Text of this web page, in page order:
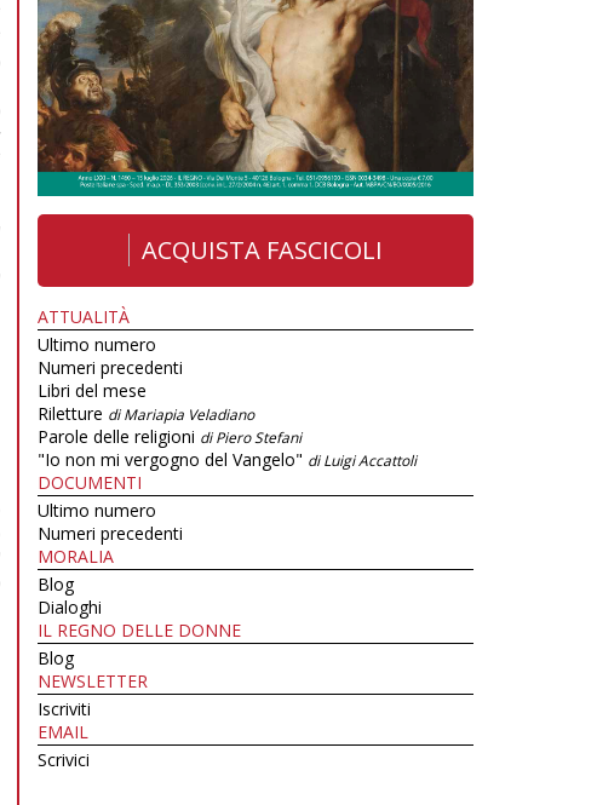
ACQUISTA FASCICOLI
ATTUALITÀ
Ultimo numero
Numeri precedenti
Libri del mese
Riletture di Mariapia Veladiano
Parole delle religioni di Piero Stefani
"Io non mi vergogno del Vangelo" di Luigi Accattoli
DOCUMENTI
Ultimo numero
Numeri precedenti
MORALIA
Blog
Dialoghi
IL REGNO DELLE DONNE
Blog
NEWSLETTER
Iscriviti
EMAIL
Scrivici